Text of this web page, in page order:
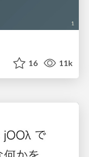
16 11k